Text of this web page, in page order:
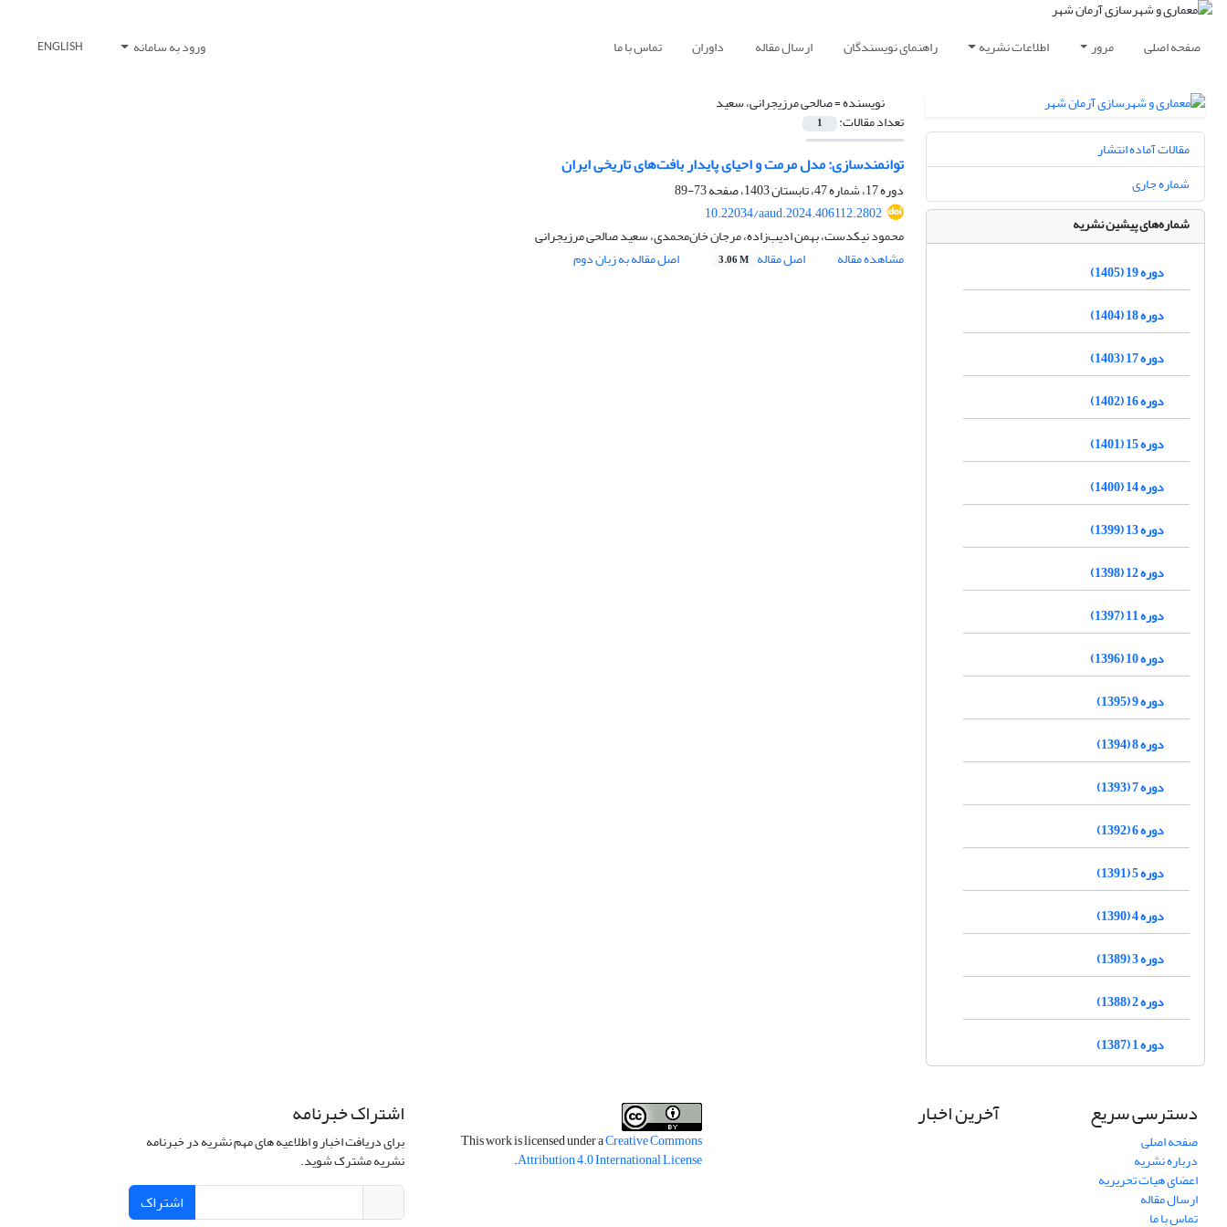
صفحه اصلی مرور اطلاعات نشریه راهنمای نویسندگان ارسال مقاله داوران تماس با ما ورود به سامانه ENGLISH
نویسنده =صالحی مرزیجرانی، سعید
تعداد مقالات: 1
توانمندسازی: مدل مرمت و احیای پایدار بافت‌های تاریخی ایران
دوره 17، شماره 47، تابستان 1403، صفحه
73-89
10.22034/aaud.2024.406112.2802
محمود نیکدست، بهمن ادیب‌زاده، مرجان خان‌محمدی، سعید صالحی مرزیجرانی
مشاهده مقاله
اصل مقاله 3.06 M اصل مقاله به زبان دوم
مقالات آماده انتشار
شماره جاری
شماره‌های پیشین نشریه
دوره 19 (1405)
دوره 18 (1404)
دوره 17 (1403)
دوره 16 (1402)
دوره 15 (1401)
دوره 14 (1400)
دوره 13 (1399)
دوره 12 (1398)
دوره 11 (1397)
دوره 10 (1396)
دوره 9 (1395)
دوره 8 (1394)
دوره 7 (1393)
دوره 6 (1392)
دوره 5 (1391)
دوره 4 (1390)
دوره 3 (1389)
دوره 2 (1388)
دوره 1 (1387)
دسترسی سریع
صفحه اصلی
درباره نشریه
اعضای هیات تحریریه
ارسال مقاله
تماس با ما
آخرین اخبار
This work is licensed under aCreative Commons
Attribution 4.0 International License
.
اشتراک خبرنامه
برای دریافت اخبار و اطلاعیه های مهم نشریه در خبرنامه
نشریه مشترک شوید.
اشتراک